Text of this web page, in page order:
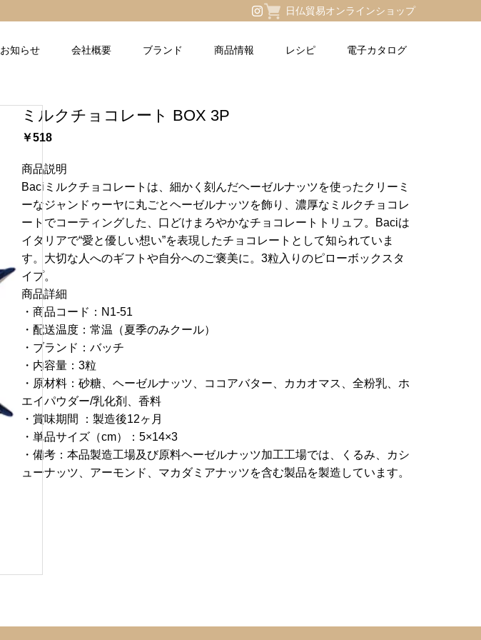
日仏貿易オンラインショップ
お知らせ 会社概要 ブランド 商品情報 レシピ 電子カタログ
ミルクチョコレート BOX 3P
￥518
商品説明
Baciミルクチョコレートは、細かく刻んだヘーゼルナッツを使ったクリーミ
ーなジャンドゥーヤに丸ごとヘーゼルナッツを飾り、濃厚なミルクチョコレ
ートでコーティングした、口どけまろやかなチョコレートトリュフ。Baciは
イタリアで“愛と優しい想い”を表現したチョコレートとして知られていま
す。大切な人へのギフトや自分へのご褒美に。 3粒入りのピローボックスタ
イプ。
商品詳細
・商品コード：N1-51
・配送温度：常温（夏季のみクール）
・ブランド：バッチ
・内容量：3粒
・原材料：砂糖、ヘーゼルナッツ、ココアバター、カカオマス、全粉乳、ホ
エイパウダー/乳化剤、香料
・賞味期間 ：製造後12ヶ月
・単品サイズ（cm）：5×14×3
・備考：本品製造工場及び原料ヘーゼルナッツ加工工場では、くるみ、カシ
ューナッツ、アーモンド、マカダミアナッツを含む製品を製造しています。